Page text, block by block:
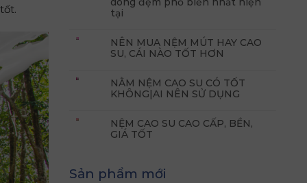
tại
NÊN MUA NỆM MÚT HAY CAO
SU, CÁI NÀO TỐT HƠN
NẰM NỆM CAO SU CÓ TỐT
KHÔNG|AI NÊN SỬ DỤNG
NỆM CAO SU CAO CẤP, BỀN,
GIÁ TỐT
Sản phẩm mới